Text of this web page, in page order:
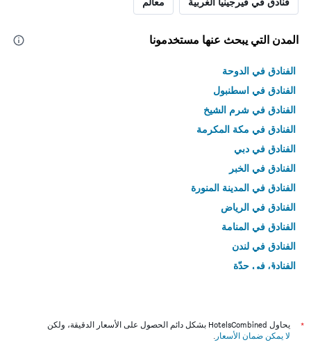
المدن التي يبحث عنها مستخدمونا
الفنادق في الدوحة
الفنادق في اسطنبول
الفنادق في شرم الشيخ
الفنادق في مكة المكرمة
الفنادق في دبي
الفنادق في الخبر
الفنادق في المدينة المنورة
الفنادق في الرياض
الفنادق في المنامة
الفنادق في لندن
الفنادق في جدّة
*
يحاول HotelsCombined بشكل دائم الحصول على الأسعار الدقيقة، ولكن
لا يمكن ضمان الأسعار .